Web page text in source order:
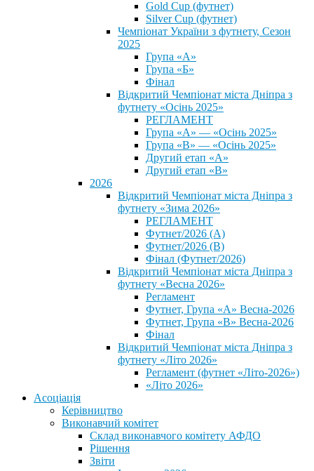
Gold Cup (футнет)
Silver Cup (футнет)
Чемпіонат України з футнету, Сезон
2025
Група «А»
Група «Б»
Фінал
Відкритий Чемпіонат міста Дніпра з
футнету «Осінь 2025»
РЕГЛАМЕНТ
Група «А» — «Осінь 2025»
Група «В» — «Осінь 2025»
Другий етап «А»
Другий етап «В»
2026
Відкритий Чемпіонат міста Дніпра з
футнету «Зима 2026»
РЕГЛАМЕНТ
Футнет/2026 (А)
Футнет/2026 (В)
Фінал (Футнет/2026)
Відкритий Чемпіонат міста Дніпра з
футнету «Весна 2026»
Регламент
Футнет, Група «А» Весна-2026
Футнет, Група «В» Весна-2026
Фінал
Відкритий Чемпіонат міста Дніпра з
футнету «Літо 2026»
Регламент (футнет «Літо-2026»)
«Літо 2026»
Асоціація
Керівництво
Виконавчий комітет
Склад виконавчого комітету АФДО
Рішення
Звіти